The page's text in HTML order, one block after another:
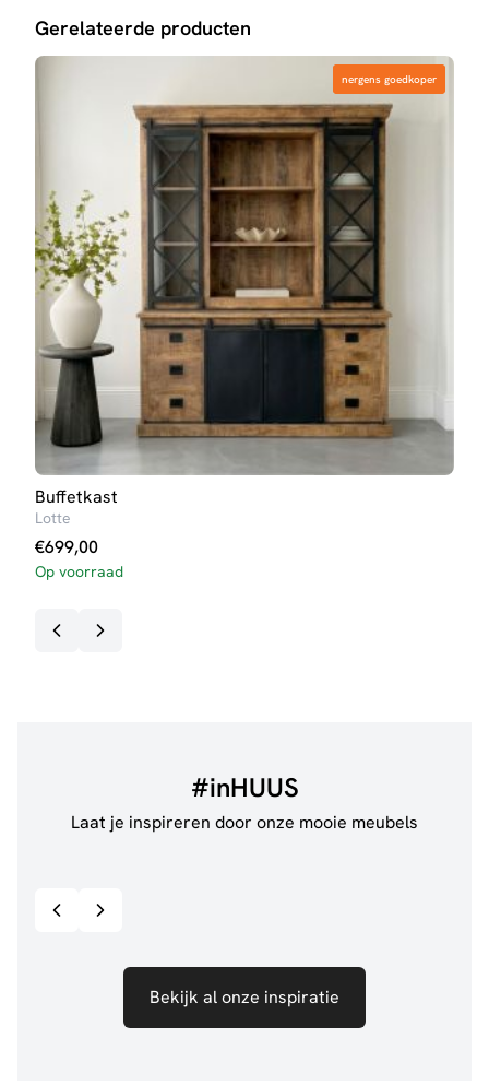
Gerelateerde producten
nergens goedkoper
nergens goedkoper
Buffetkast
Lotte
€699,00
Op voorraad
#inHUUS
Laat je inspireren door onze mooie meubels
Bekijk al onze inspiratie